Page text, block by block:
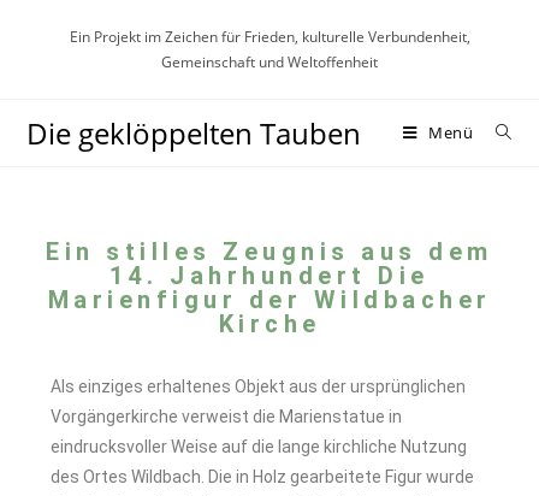
Ein Projekt im Zeichen für Frieden, kulturelle Verbundenheit,
Gemeinschaft und Weltoffenheit
Die geklöppelten Tauben Menü
Ein stilles Zeugnis aus dem
14. Jahrhundert Die
Marienfigur der Wildbacher
Kirche
Als einziges erhaltenes Objekt aus der ursprünglichen
Vorgängerkirche verweist die Marienstatue in
eindrucksvoller Weise auf die lange kirchliche Nutzung
des Ortes Wildbach. Die in Holz gearbeitete Figur wurde